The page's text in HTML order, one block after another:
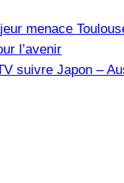
menace
l’avenir
suivre Japon –